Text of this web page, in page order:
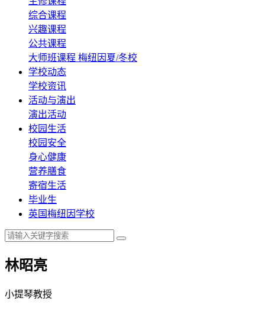
综合课程
兴趣课程
公共课程
大师班课程 梅纽因夏/冬校
学校动态
学校资讯
活动与演出
演出活动
校园生活
校园安全
身心健康
营养膳食
寄宿生活
毕业生
英国梅纽因学校
林昭亮
小提琴教授